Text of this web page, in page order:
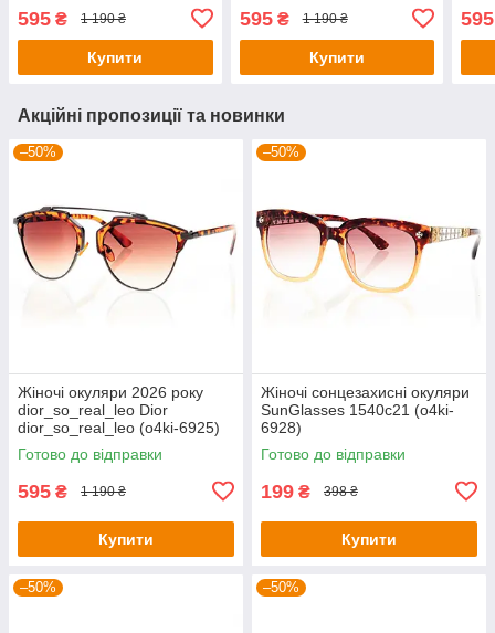
595 ₴ 1 190 ₴
Купити
595₴ 1 190 ₴
Купити
595
Акційні пропозиції та новинки
–50%
Жіночі окуляри 2026 року
dior_so_real_leo Dior
dior_so_real_leo (o4ki-6925)
Готово до відправки
595 ₴ 1 190 ₴
Купити
–50%
Жіночі сонцезахисні окуляри
SunGlasses 1540c21 (o4ki-
6928)
Готово до відправки
199 ₴ 398 ₴
Купити
–50% –50%